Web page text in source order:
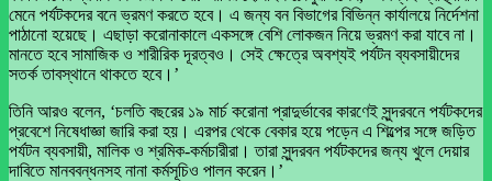
মেনে পর্যটকদের বনে ভ্রমণ করতে হবে। এ জন্য বন বিভাগের বিভিন্ন কার্যালয়ে নির্দেশনা
পাঠানো হয়েছে। এছাড়া করোনাকালে একসঙ্গে বেশি লোকজন নিয়ে ভ্রমণ করা যাবে না।
মানতে হবে সামাজিক ও শারীরিক দূরত্বও। সেই ক্ষেত্রে অবশ্যই পর্যটন ব্যবসায়ীদের
সতর্ক তাবস্থানে থাকতে হবে।’
তিনি আরও বলেন, ‘চলতি বছরের ১৯ মার্চ করোনা প্রাদুর্ভাবের কারণেই সুন্দরবনে পর্যটকদের
প্রবেশে নিষেধাজ্ঞা জারি করা হয়। এরপর থেকে বেকার হয়ে পড়েন এ শিল্পের সঙ্গে জড়িত
পর্যটন ব্যবসায়ী, মালিক ও শ্রমিক-কর্মচারীরা। তারা সুন্দরবন পর্যটকদের জন্য খুলে দেয়ার
দাবিতে মানববন্ধনসহ নানা কর্মসূচিও পালন করেন।’